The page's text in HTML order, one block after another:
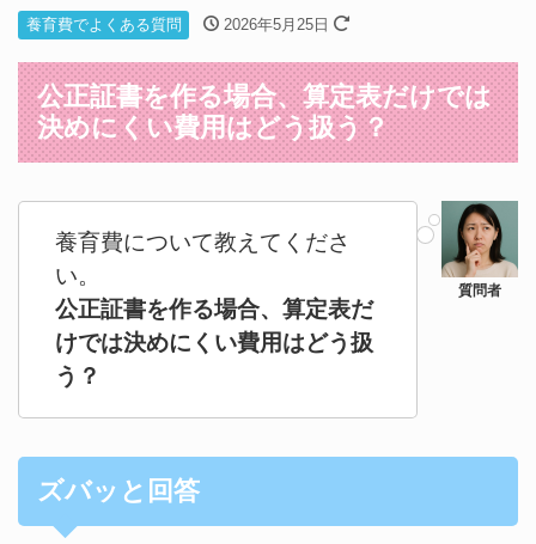
養育費でよくある質問 2026年5月25日
公正証書を作る場合、算定表だけでは
決めにくい費用はどう扱う？
養育費について教えてくださ
い。
公正証書を作る場合、算定表だ
けでは決めにくい費用はどう扱
う？
ズバッと回答